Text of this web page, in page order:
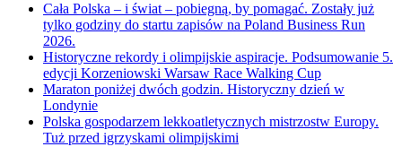
Cała Polska – i świat – pobiegną, by pomagać. Zostały już
tylko godziny do startu zapisów na Poland Business Run
2026.
Historyczne rekordy i olimpijskie aspiracje. Podsumowanie 5.
edycji Korzeniowski Warsaw Race Walking Cup
Maraton poniżej dwóch godzin. Historyczny dzień w
Londynie
Polska gospodarzem lekkoatletycznych mistrzostw Europy.
Tuż przed igrzyskami olimpijskimi